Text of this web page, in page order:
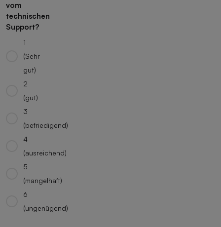
vom
technischen
Support?
1
(Sehr
gut)
2
(gut)
3
(befriedigend)
4
(ausreichend)
5
(mangelhaft)
6
(ungenügend)